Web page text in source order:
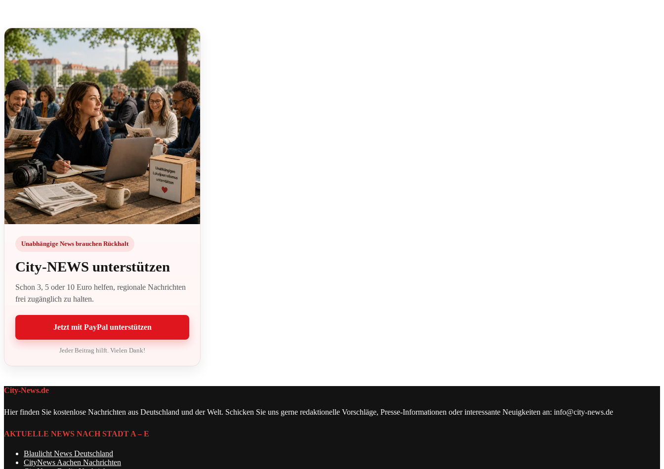
Unabhängige News brauchen Rückhalt
City-NEWS unterstützen
Schon 3, 5 oder 10 Euro helfen, regionale Nachrichten
frei zugänglich zu halten.
Jetzt mit PayPal unterstützen
Jeder Beitrag hilft. Vielen Dank!
City-News.de
Hier finden Sie kostenlose Nachrichten aus Deutschland und der Welt. Schicken Sie uns gerne redaktionelle Vorschläge, Presse-Informationen oder interessante Neuigkeiten an: info@city-news.de
AKTUELLE NEWS NACH STADT A – E
Blaulicht News Deutschland
CityNews Aachen Nachrichten